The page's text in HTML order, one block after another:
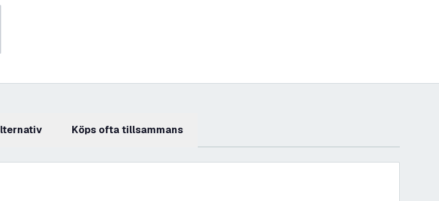
Alternativ Köps ofta tillsammans